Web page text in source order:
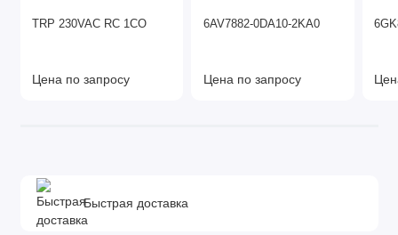
TRP 230VAC RC 1CO
Цена по запросу
6AV7882-0DA10-2KA0
Цена по запросу
Быстрая доставка